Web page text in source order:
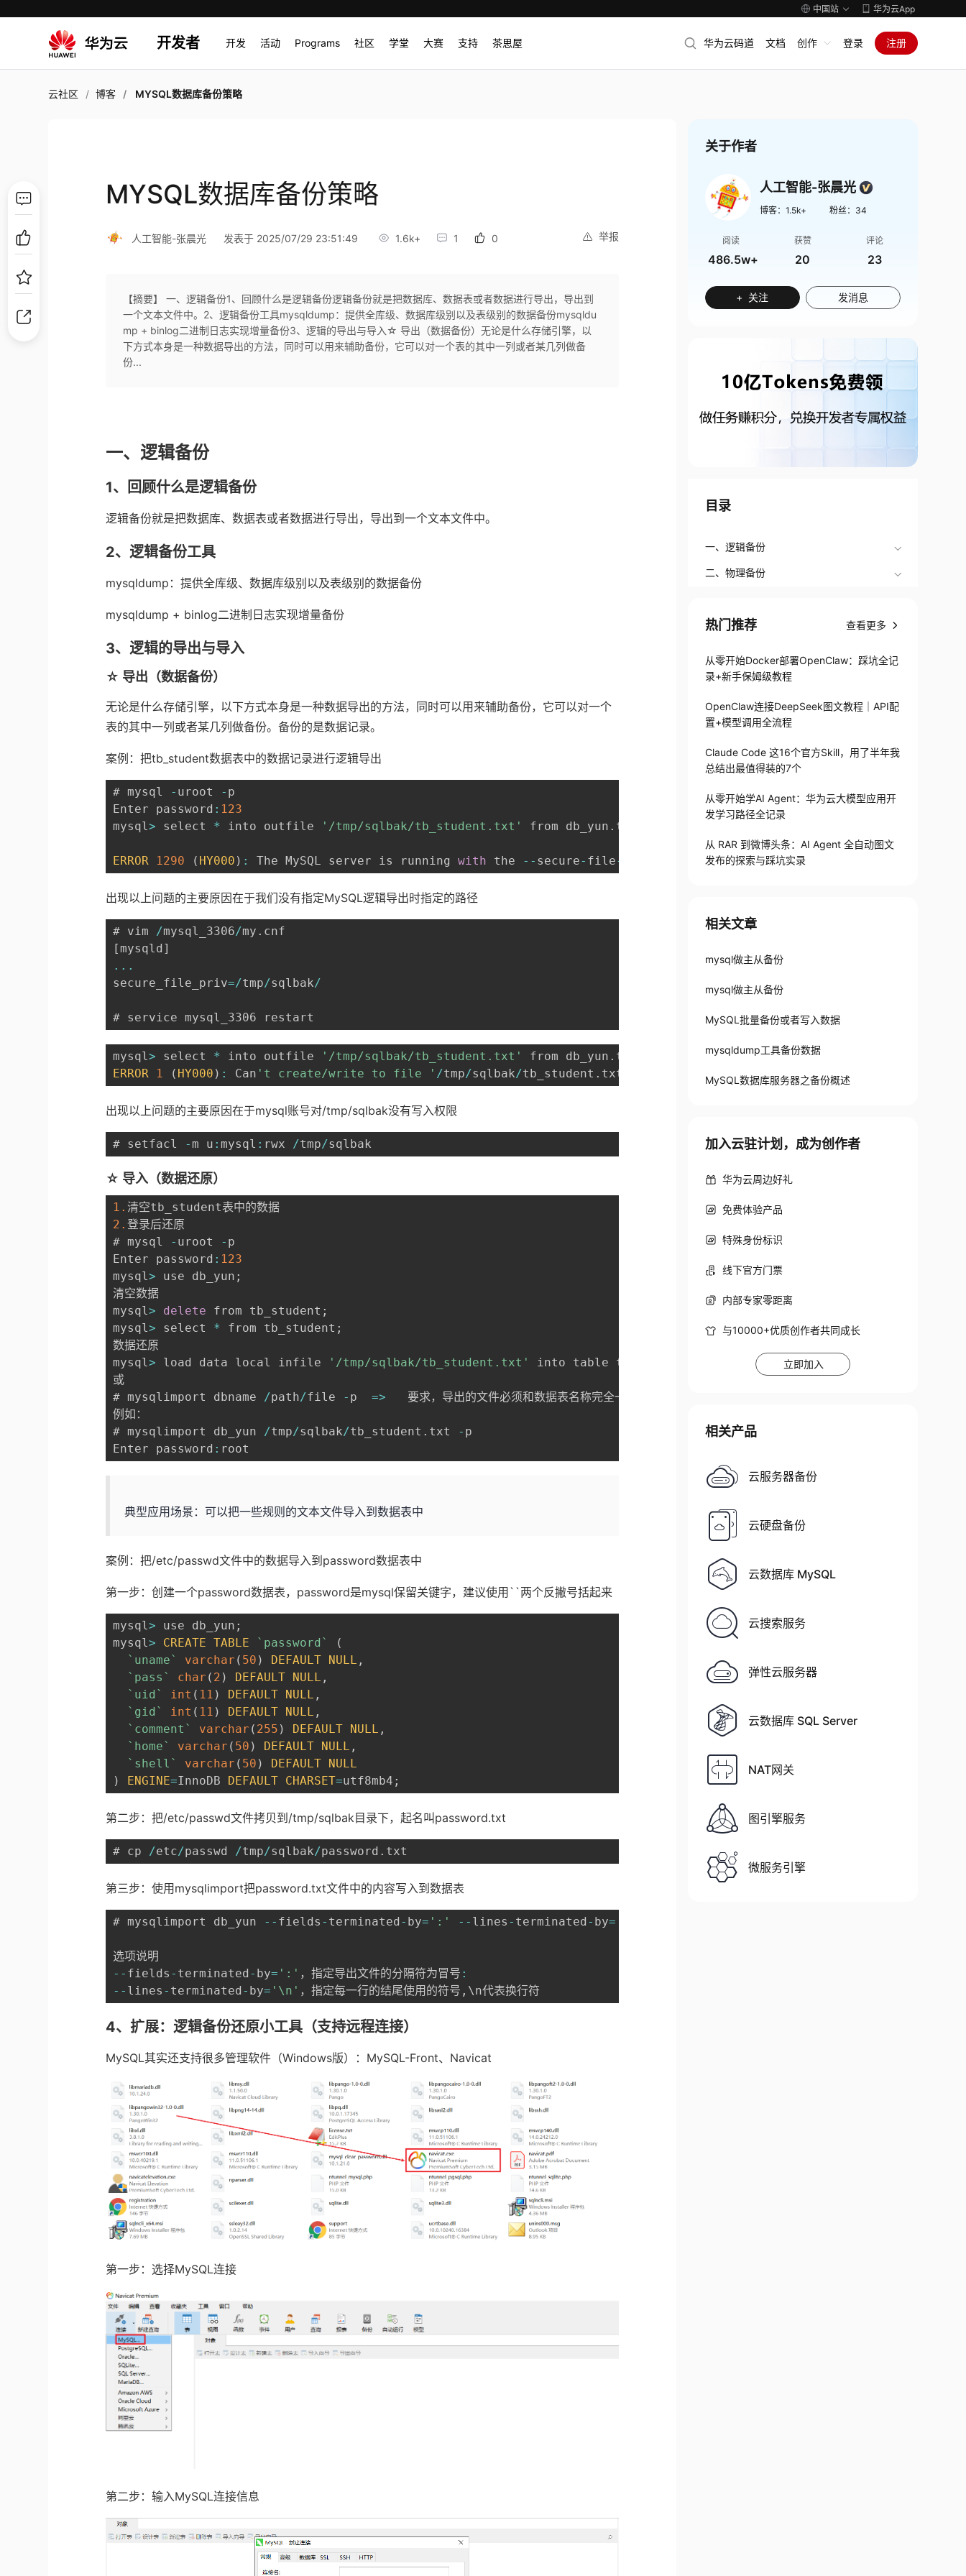
中国站 华为云App
开发者 开发 活动 Programs 社区 学堂 大赛 支持 茶思屋 华为云码道 文档 创作 登录 注册
云社区 博客 MYSQL数据库备份策略
MYSQL数据库备份策略
举报
人工智能-张晨光 发表于 2025/07/29 23:51:49 1.6k+ 1 0
【摘要】 一、逻辑备份1、回顾什么是逻辑备份逻辑备份就是把数据库、数据表或者数据进行导出，导出到
一个文本文件中。2、逻辑备份工具mysqldump：提供全库级、数据库级别以及表级别的数据备份mysqldu
mp + binlog二进制日志实现增量备份3、逻辑的导出与导入☆ 导出（数据备份）无论是什么存储引擎，以
下方式本身是一种数据导出的方法，同时可以用来辅助备份，它可以对一个表的其中一列或者某几列做备
份...
一、逻辑备份
1、回顾什么是逻辑备份
逻辑备份就是把数据库、数据表或者数据进行导出，导出到一个文本文件中。
2、逻辑备份工具
mysqldump：提供全库级、数据库级别以及表级别的数据备份
mysqldump + binlog二进制日志实现增量备份
3、逻辑的导出与导入
☆ 导出（数据备份）
无论是什么存储引擎，以下方式本身是一种数据导出的方法，同时可以用来辅助备份，它可以对一个
表的其中一列或者某几列做备份。备份的是数据记录。
案例：把tb_student数据表中的数据记录进行逻辑导出
# mysql - uroot - p
Enter password : 123
mysql> select * into outfile '/tmp/sqlbak/tb_student.txt' from db_yun . tb_student
ERROR
1290 ( HY000 ) : The MySQL server is running with the -- secure- file- priv option so it cannot execute
出现以上问题的主要原因在于我们没有指定MySQL逻辑导出时指定的路径
# vim /mysql_3306/my .
[ mysqld ]
...
secure_file_priv=/tmp/sqlbak/
# service mysql_3306 restart
mysql> select * into outfile '/tmp/sqlbak/tb_student.txt' from db_yun . tb_student
ERROR
1 ( HY000 ) : Can 't create/write to file ' /tmp/sqlbak/tb_student . txt' 13 - Permission denied
出现以上问题的主要原因在于mysql账号对/tmp/sqlbak没有写入权限
# setfacl - m u : mysql : rwx /tmp/sqlbak
☆ 导入（数据还原）
1.
2.登录后还原
# mysql - uroot - p
Enter password : 123
mysql> use db_yun ;
清空数据
mysql> delete from tb_student ;
mysql> select * from tb_student ;
数据还原
mysql> load data local infile '/tmp/sqlbak/tb_student.txt' into table tb_student
或
# mysqlimport dbname /path/file - p =>
   要求，导出的文件必须和数据表名称完全一致
例如：
# mysqlimport db_yun /tmp/sqlbak/tb_student . txt - p
Enter password : root
典型应用场景：可以把一些规则的文本文件导入到数据表中
案例：把/etc/passwd文件中的数据导入到password数据表中
第一步：创建一个password数据表，password是mysql保留关键字，建议使用``两个反撇号括起来
mysql> use db_yun ;
mysql> CREATE TABLE ` password `
(
` uname` varchar ( 50 ) DEFAULT NULL ,
` pass ` char ( 2 ) DEFAULT NULL ,
` uid ` int ( 11 ) DEFAULT NULL ,
` gid ` int ( 11 ) DEFAULT NULL ,
` comment ` varchar ( 255 ) DEFAULT NULL ,
` home` varchar ( 50 ) DEFAULT NULL ,
` shell ` varchar ( 50 ) DEFAULT NULL
)
ENGINE=InnoDB DEFAULT CHARSET=utf8mb4 ;
第二步：把/etc/passwd文件拷贝到/tmp/sqlbak目录下，起名叫password.txt
# cp /etc/passwd /tmp/sqlbak/password . txt
第三步：使用mysqlimport把password.txt文件中的内容写入到数据表
# mysqlimport db_yun -- fields - terminated - by= ':' -- lines - terminated - by=
-- fields - terminated - by= ':' ，指定导出文件的分隔符为冒号 :
-- lines - terminated - by= '\n' ，指定每一行的结尾使用的符号 , \n代表换行符
4、扩展：逻辑备份还原小工具（支持远程连接）
MySQL其实还支持很多管理软件（Windows版）：MySQL-Front、Navicat
第一步：选择MySQL连接
第二步：输入MySQL连接信息
关于作者
人工智能-张晨光
博客： 1.5k+ 粉丝： 34
阅读
486.5w+
获赞
20
评论
23
+ 关注 发消息
目录
一、逻辑备份
二、物理备份
热门推荐 查看更多
从零开始Docker部署OpenClaw：踩坑全记
录+新手保姆级教程
OpenClaw连接DeepSeek图文教程｜API配
置+模型调用全流程
Claude Code 这16个官方Skill，用了半年我
总结出最值得装的7个
从零开始学AI Agent：华为云大模型应用开
发学习路径全记录
从 RAR 到微博头条：AI Agent 全自动图文
发布的探索与踩坑实录
相关文章
mysql做主从备份
mysql做主从备份
MySQL批量备份或者写入数据
mysqldump工具备份数据
MySQL数据库服务器之备份概述
加入云驻计划，成为创作者
华为云周边好礼
免费体验产品
特殊身份标识
线下官方门票
内部专家零距离
与10000+优质创作者共同成长
立即加入
相关产品
云服务器备份
云硬盘备份
云数据库 MySQL
云搜索服务
弹性云服务器
云数据库 SQL Server
NAT网关
图引擎服务
微服务引擎